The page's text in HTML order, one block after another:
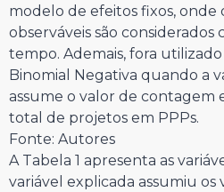
modelo de efeitos fixos, onde
observáveis são
tempo. Ademais, fora
Binomial Negativa quando a
assume o valor de contagem
total de projetos em PPPs.
Fonte: Autores
A Tabela 1 apresenta as
variável explicada assumiu os